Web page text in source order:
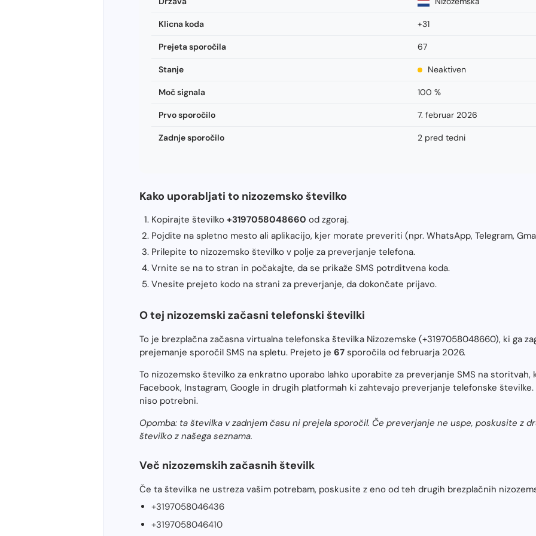
Klicna koda +31
Prejeta sporočila 67
Stanje Neaktiven
Moč signala 100 %
Prvo sporočilo 7. februar 2026
Zadnje sporočilo 2 pred tedni
Kako uporabljati to nizozemsko številko
Kopirajte številko +3197058048660 od zgoraj.
Pojdite na spletno mesto ali aplikacijo, kjer morate preveriti (npr. WhatsApp, Telegram,
Prilepite to nizozemsko številko v polje za preverjanje telefona.
Vrnite se na to stran in počakajte, da se prikaže SMS potrditvena koda.
Vnesite prejeto kodo na strani za preverjanje, da dokončate prijavo.
O tej nizozemski začasni telefonski številki
To je brezplačna začasna virtualna telefonska številka Nizozemske (+3197058048660), ki ga
prejemanje sporočil SMS na spletu. Prejeto je 67 sporočila od februarja 2026.
To nizozemsko številko za enkratno uporabo lahko uporabite za preverjanje SMS na storitvah,
Facebook, Instagram, Google in drugih platformah ki zahtevajo preverjanje telefonske
niso potrebni.
Opomba: ta številka v zadnjem času ni prejela sporočil. Če preverjanje ne uspe, poskusite z
številko z našega seznama.
Več nizozemskih začasnih številk
Če ta številka ne ustreza vašim potrebam, poskusite z eno od teh drugih brezplačnih
+3197058046436
+3197058046410